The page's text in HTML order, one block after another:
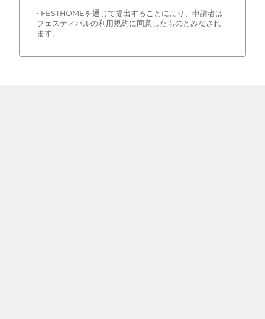
• FESTHOMEを通じて提出することにより、申請者は
フェスティバルの利用規約に同意したものとみなされ
ます。